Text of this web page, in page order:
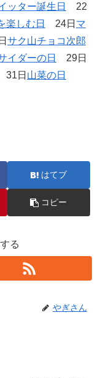
ッター誕生日
22
楽しむ日 24日 マ
サク山チョコ次郎
イダーの日
29日
31日 山菜の日
はてブ
コピー
る
やぎさん